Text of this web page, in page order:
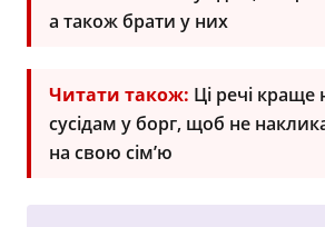
а також брати у них
Читати також: Ці речі краще
сусідам у борг, щоб не
на свою сім’ю